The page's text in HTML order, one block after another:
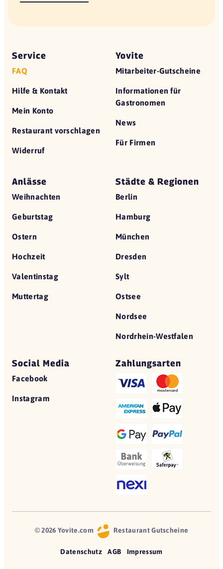
Service
FAQ
Hilfe & Kontakt
Mein Konto
Restaurant vorschlagen
Widerruf
Yovite
Mitarbeiter-Gutscheine
Informationen für
Gastronomen
News
Für Firmen
Anlässe
Weihnachten
Geburtstag
Ostern
Hochzeit
Valentinstag
Muttertag
Städte & Regionen
Berlin
Hamburg
München
Dresden
Sylt
Ostsee
Nordsee
Nordrhein-Westfalen
Social Media
Facebook
Instagram
Zahlungsarten
© 2026 Yovite.com Restaurant Gutscheine
Datenschutz AGB Impressum